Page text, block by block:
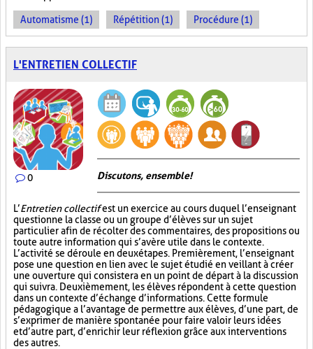
Automatisme (1) Répétition (1) Procédure (1)
L'ENTRETIEN COLLECTIF
0 Discutons, ensemble!
L’Entretien collectifest un exercice au cours duquel l’enseignant
questionne la classe ou un groupe d’élèves sur un sujet
particulier afin de récolter des commentaires, des propositions ou
toute autre information qui s’avère utile dans le contexte.
L’activité se déroule en deux étapes. Premièrement, l’enseignant
pose une question en lien avec le sujet étudié en veillant à créer
une ouverture qui consistera en un point de départ à la discussion
qui suivra. Deuxièmement, les élèves répondent à cette question
dans un contexte d’échange d’informations. Cette formule
pédagogique a l’avantage de permettre aux élèves, d’une part, de
s’exprimer de manière spontanée pour faire valoir leurs idées
et d’autre part, d’enrichir leur réflexion grâce aux interventions
des autres.